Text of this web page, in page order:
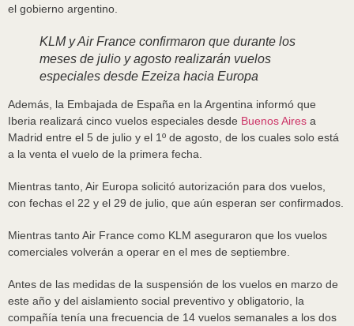
el gobierno argentino.
KLM y Air France confirmaron que durante los
meses de julio y agosto realizarán vuelos
especiales desde Ezeiza hacia Europa
Además, la Embajada de España en la Argentina informó que
Iberia realizará cinco vuelos especiales desde Buenos Aires a
Madrid entre el 5 de julio y el 1º de agosto, de los cuales solo está
a la venta el vuelo de la primera fecha.
Mientras tanto, Air Europa solicitó autorización para dos vuelos,
con fechas el 22 y el 29 de julio, que aún esperan ser confirmados.
Mientras tanto Air France como KLM aseguraron que los vuelos
comerciales volverán a operar en el mes de septiembre.
Antes de las medidas de la suspensión de los vuelos en marzo de
este año y del aislamiento social preventivo y obligatorio, la
compañía tenía una frecuencia de 14 vuelos semanales a los dos